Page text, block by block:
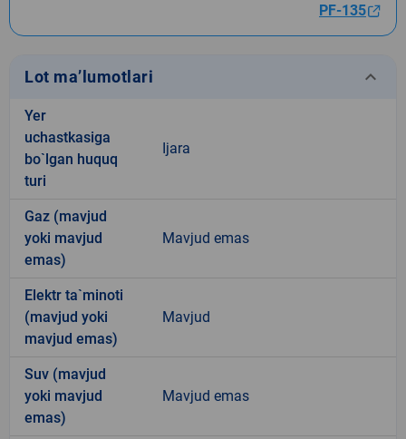
PF-135
Lot ma’lumotlari keyboard_arrow_down
Yer
uchastkasiga
bo`lgan huquq
turi
Ijara
Gaz (mavjud
yoki mavjud
emas)
Mavjud emas
Elektr ta`minoti
(mavjud yoki
mavjud emas)
Mavjud
Suv (mavjud
yoki mavjud
emas)
Mavjud emas